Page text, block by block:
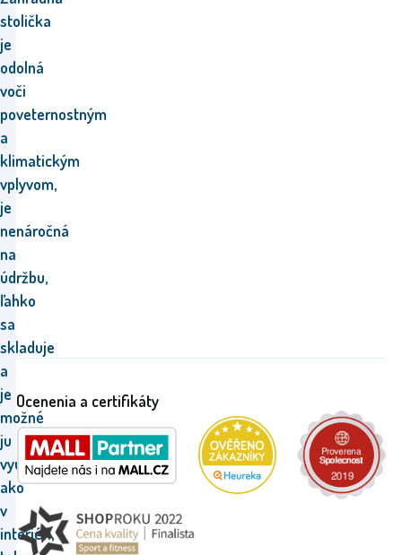
stolička
je
odolná
voči
poveternostným
a
klimatickým
vplyvom,
je
nenáročná
na
údržbu,
ľahko
sa
skladuje
a
je
možné
ju
využívať
ako
v
interiéri,
Ocenenia a certifikáty